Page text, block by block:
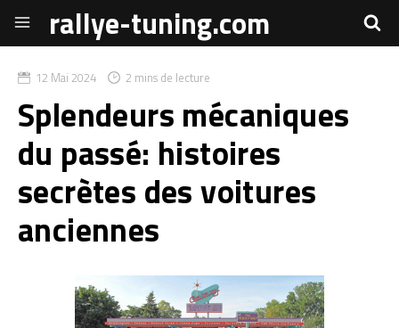
rallye-tuning.com
12 Mai 2024 2 mins de lecture
Splendeurs mécaniques
du passé: histoires
secrètes des voitures
anciennes